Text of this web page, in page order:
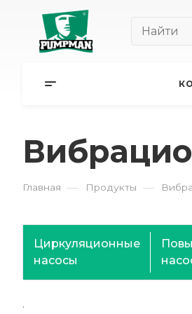
Главная — Продукты —
Циркуляционные
насосы
.